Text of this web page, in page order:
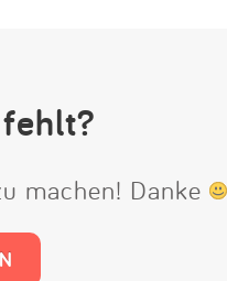
machen! Danke